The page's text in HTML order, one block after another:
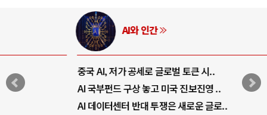
AI와 인간
중국 AI, 저가 공세로 글로벌 토큰 시..
AI 국부펀드 구상 놓고 미국 진보진영 ..
AI 데이터센터 반대 투쟁은 새로운 글로..